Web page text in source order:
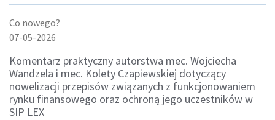
Co nowego?
07-05-2026
Komentarz praktyczny autorstwa mec. Wojciecha
Wandzela i mec. Kolety Czapiewskiej dotyczący
nowelizacji przepisów związanych z funkcjonowaniem
rynku finansowego oraz ochroną jego uczestników w
SIP LEX